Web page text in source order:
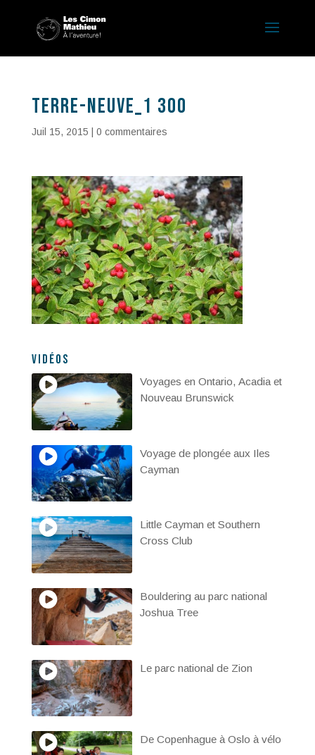
terre-neuve_1 300
Juil 15, 2015 0 commentaires
Vidéos
Voyages en Ontario, Acadia et
Nouveau Brunswick
Voyage de plongée aux Iles
Cayman
Little Cayman et Southern
Cross Club
Bouldering au parc national
Joshua Tree
Le parc national de Zion
De Copenhague à Oslo à vélo